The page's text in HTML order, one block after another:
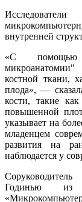
внутренней
«С помощью
костной ткани,
плода», —
кости, такие
повышенной
указывает на
младенцем
развития на
наблюдается у
Годинью из